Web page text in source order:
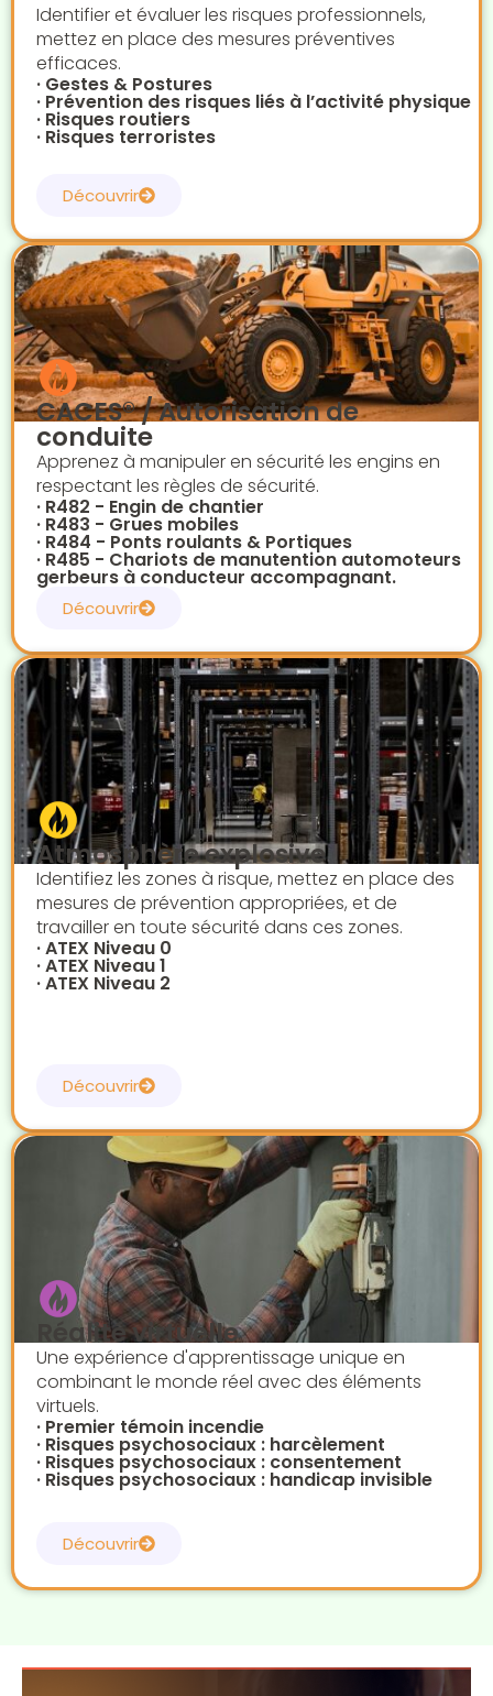
Identifier et évaluer les risques professionnels,
mettez en place des mesures préventives
efficaces.
· Gestes & Postures
· Prévention des risques liés à l’activité physique
· Risques routiers
· Risques terroristes
Découvrir
CACES® / Autorisation de
conduite
Apprenez à manipuler en sécurité les engins en
respectant les règles de sécurité.
· R482 - Engin de chantier
· R483 - Grues mobiles
· R484 - Ponts roulants & Portiques
· R485 - Chariots de manutention automoteurs
gerbeurs à conducteur accompagnant.
Découvrir
Atmosphère explosive
Identifiez les zones à risque, mettez en place des
mesures de prévention appropriées, et de
travailler en toute sécurité dans ces zones.
· ATEX Niveau 0
· ATEX Niveau 1
· ATEX Niveau 2
Découvrir
Réalité virtuelle
Une expérience d'apprentissage unique en
combinant le monde réel avec des éléments
virtuels.
· Premier témoin incendie
· Risques psychosociaux : harcèlement
· Risques psychosociaux : consentement
· Risques psychosociaux : handicap invisible
Découvrir